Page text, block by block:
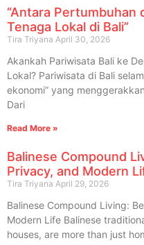
“Antara Pertumbuhan
Tenaga Lokal di Bali”
Tira Triyana April 30, 2026
Akankah Pariwisata Bali ke
Lokal? Pariwisata di Bali
ekonomi” yang
Dari
Read More »
Balinese Compound
Privacy, and Modern
Tira Triyana April 29, 2026
Balinese Compound Living:
Modern Life Balinese
houses, are more than just